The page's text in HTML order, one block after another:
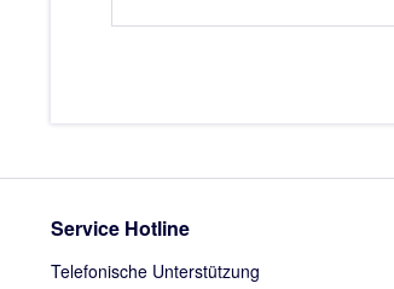
Service Hotline
Telefonische Unterstützung